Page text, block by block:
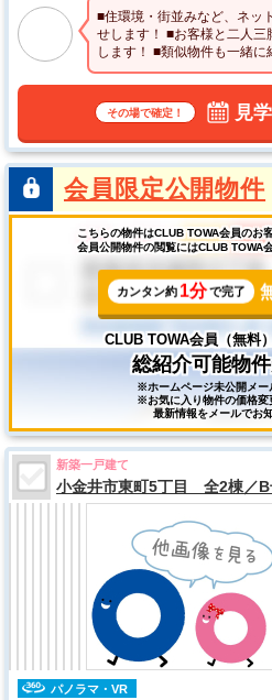
■住環境・街並みなど、ネッ
せします！ ■お客様と二人
します！ ■類似物件も一緒に
に問い合わせくださいませ♪
その場で確定！ 見
会員限定公開物件
こちらの物件はCLUB TOWA会員のお
会員公開物件の閲覧にはCLUB TOWA
カンタン約 1分で完了
CLUB TOWA会員（無料
総紹介可能物
※ホームページ未公開メー
※お気に入り物件の価格変
最新情報をメールでお
新築一戸建て
小金井市東町5丁目 全2棟／
パノラマ・VR